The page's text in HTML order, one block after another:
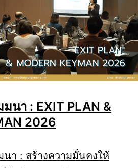
นา : EXIT PLAN &
2026